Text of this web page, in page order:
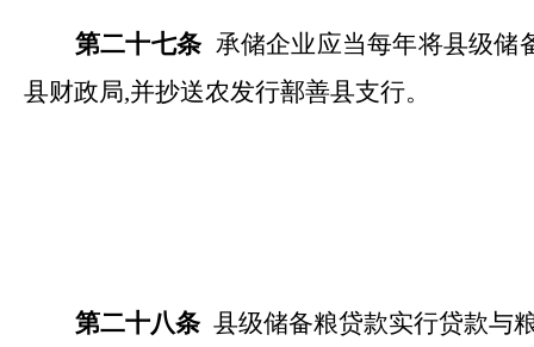
第二十七条 承储企业应当每年将县级储
县财政局,并抄送农发行鄯善县支行。
第二十八条 县级储备粮贷款实行贷款与